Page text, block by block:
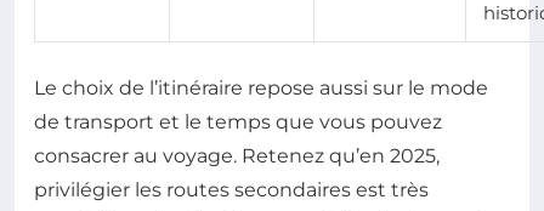
Le choix de l’itinéraire repose aussi sur le mode
de transport et le temps que vous pouvez
consacrer au voyage. Retenez qu’en 2025,
privilégier les routes secondaires est très